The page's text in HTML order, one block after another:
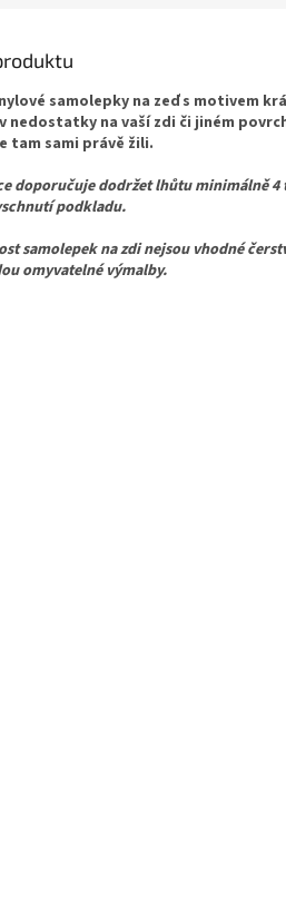
samolepky na zeď s motivem
nedostatky na vaší zdi či jiném
tam sami právě žili.
doporučuje dodržet lhůtu minimálně 4
podkladu.
samolepek na zdi nejsou vhodné
omyvatelné výmalby.